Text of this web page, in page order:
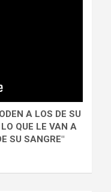
A LOS DE SU
QUE LE VAN A
SU SANGRE"